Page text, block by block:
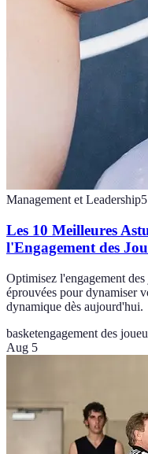
Management et Leadership5
Les 10 Meilleures
l'Engagement des
Optimisez l'engagement
éprouvées pour dynamiser
dynamique dès aujourd'hui.
basketengagement des
Aug 5